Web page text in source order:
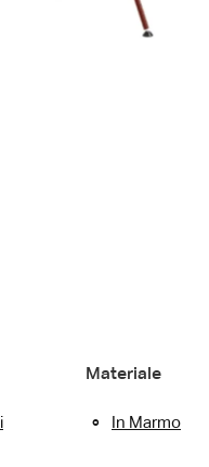
Materiale
In Marmo